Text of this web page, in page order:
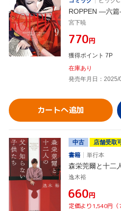
ROPPEN ―六
宮下暁
¥770円
獲得ポイント 7P
在庫あり
発売年月日：2025/
カートへ追加
中古
店舗受取
書籍
単行本
森栄莞爾と十二
逸木裕
¥660円
定価より1,540円（